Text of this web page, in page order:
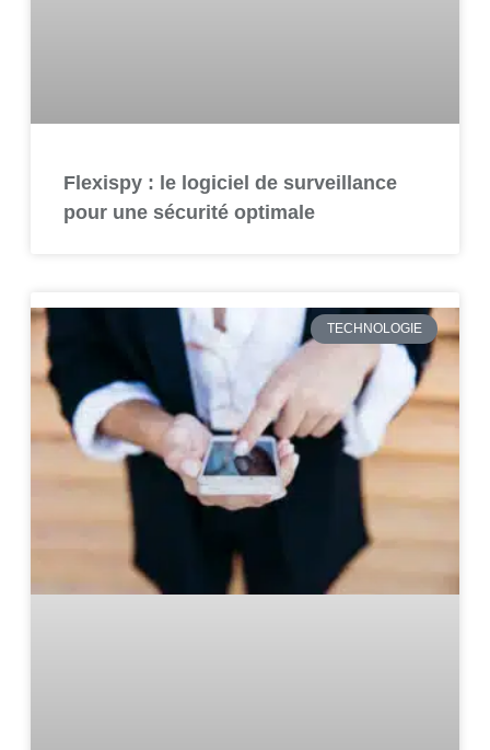
Flexispy : le logiciel de surveillance
pour une sécurité optimale
TECHNOLOGIE